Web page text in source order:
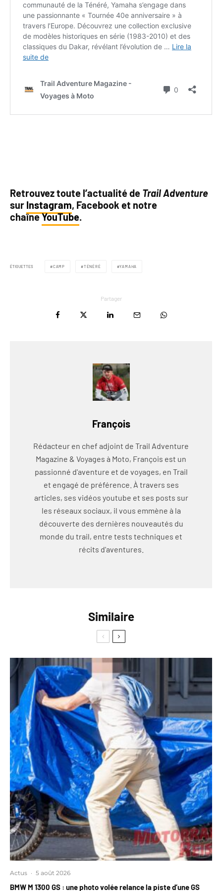
Retrouvez toute l’actualité de Trail Adventure
sur Instagram, Facebook et notre
chaîneYouTube.
ÉTIQUETTES CAMP TÉNÉRÉ YAMAHA
Partager
François
Rédacteur en chef adjoint de Trail Adventure
Magazine & Voyages à Moto, François est un
passionné d'aventure et de voyages, en Trail
et engagé de préférence. À travers ses
articles, ses vidéos youtube et ses posts sur
les réseaux sociaux, il vous emmène à la
découverte des dernières nouveautés du
monde du trail, entre tests techniques et
récits d'aventures.
Similaire
Actus · 5 août 2026
BMW M 1300 GS : une photo volée relance la piste d’une GS